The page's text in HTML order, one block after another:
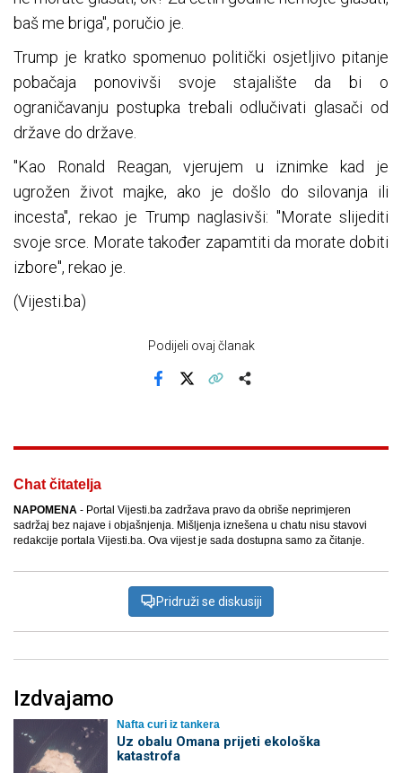
baš me briga", poručio je.
Trump je kratko spomenuo politički osjetljivo pitanje
pobačaja ponovivši svoje stajalište da bi o
ograničavanju postupka trebali odlučivati ​​glasači od
države do države.
"Kao Ronald Reagan, vjerujem u iznimke kad je
ugrožen život majke, ako je došlo do silovanja ili
incesta", rekao je Trump naglasivši: "Morate slijediti
svoje srce. Morate također zapamtiti da morate dobiti
izbore", rekao je.
(Vijesti.ba)
Podijeli ovaj članak
Chat čitatelja
NAPOMENA - Portal Vijesti.ba zadržava pravo da obriše neprimjeren
sadržaj bez najave i objašnjenja. Mišljenja iznešena u chatu nisu stavovi
redakcije portala Vijesti.ba. Ova vijest je sada dostupna samo za čitanje.
Pridruži se diskusiji
Izdvajamo
Nafta curi iz tankera
Uz obalu Omana prijeti ekološka
katastrofa